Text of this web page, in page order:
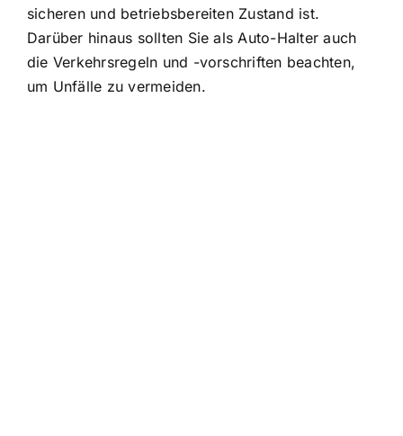
sicheren und betriebsbereiten Zustand ist.
Darüber hinaus sollten Sie als Auto-Halter auch
die Verkehrsregeln und -vorschriften beachten,
um Unfälle zu vermeiden.